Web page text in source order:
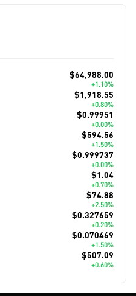
$64,988.00
+1.10%
$1,918.55
+0.80%
$0.99951
+0.00%
$594.56
+1.50%
$0.999737
+0.00%
$1.04
+0.70%
$74.88
+2.50%
$0.327659
+0.20%
$0.070469
+1.50%
$507.09
+0.60%